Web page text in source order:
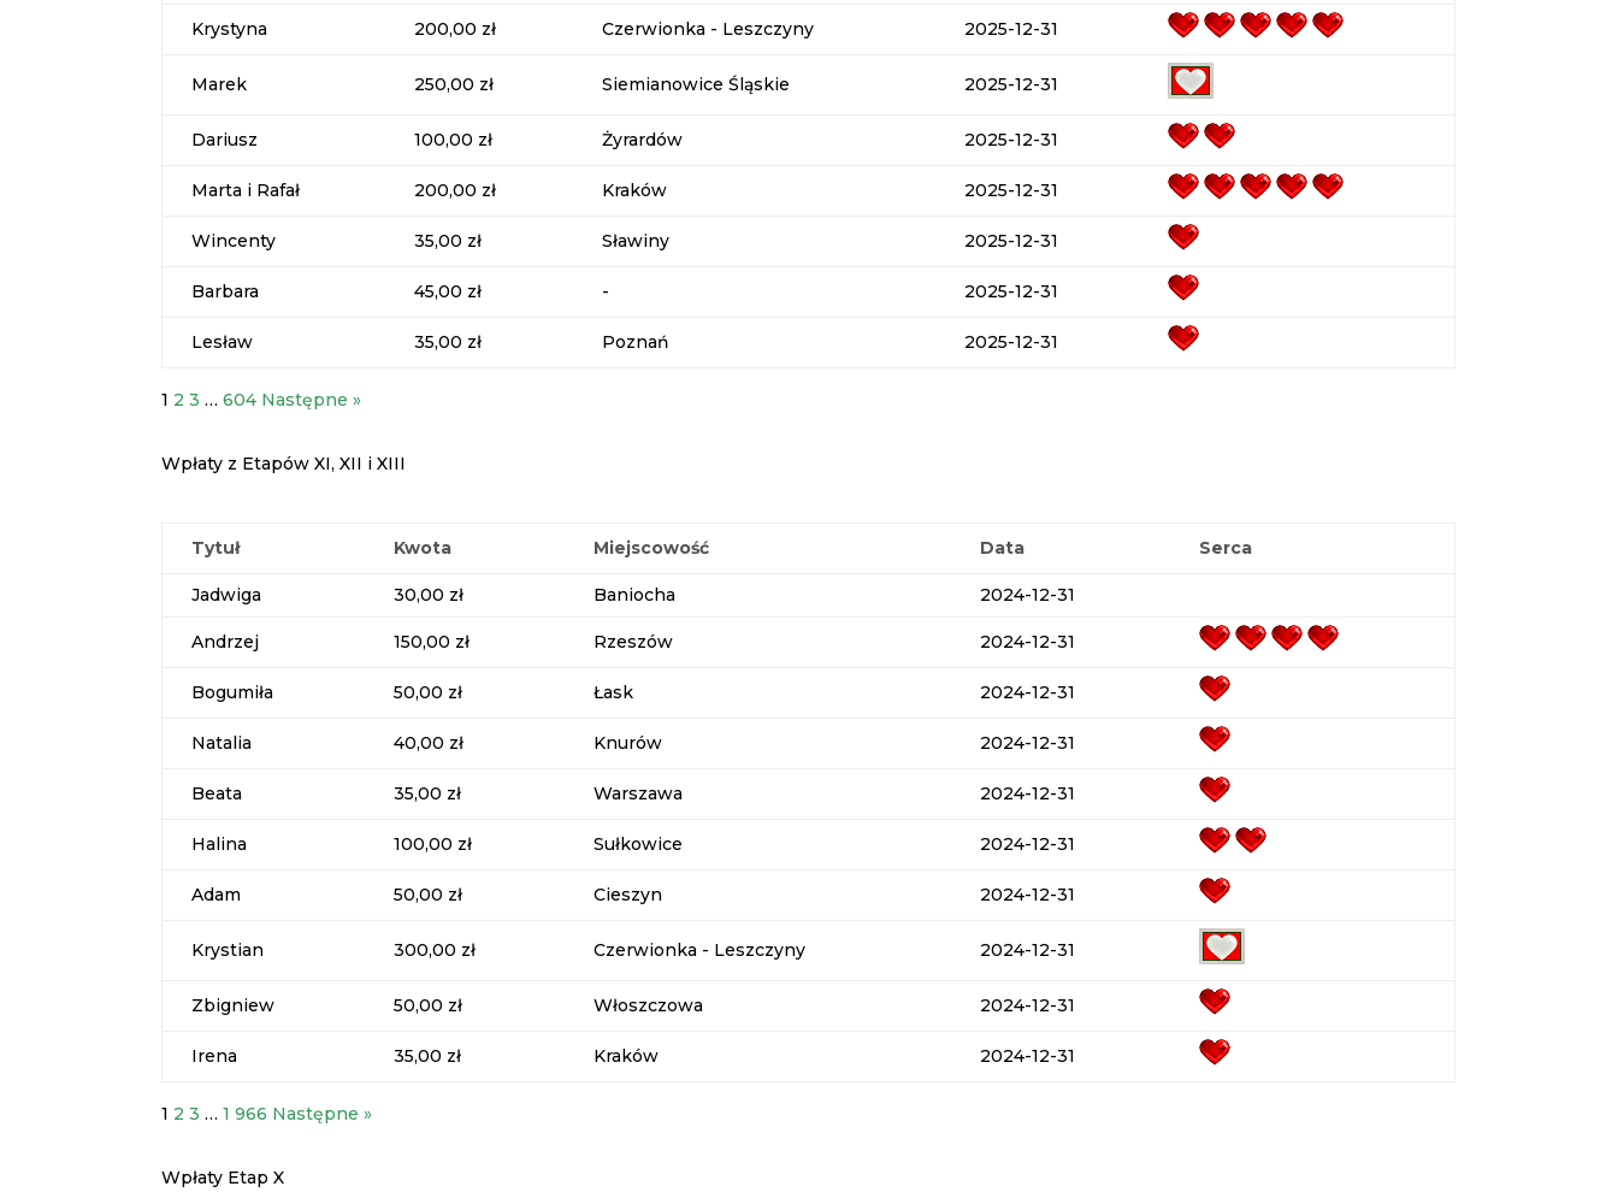
Krystyna 200,00 zł Czerwionka - Leszczyny 2025-12-31
Marek 250,00 zł Siemianowice Śląskie 2025-12-31
Dariusz 100,00 zł Żyrardów 2025-12-31
Marta i Rafał 200,00 zł Kraków 2025-12-31
Wincenty 35,00 zł Sławiny 2025-12-31
Barbara 45,00 zł - 2025-12-31
Lesław 35,00 zł Poznań 2025-12-31
1 2 3 … 604 Następne »
Wpłaty z Etapów XI, XII i XIII
Tytuł Kwota Miejscowość Data Serca
Jadwiga 30,00 zł Baniocha 2024-12-31
Andrzej 150,00 zł Rzeszów 2024-12-31
Bogumiła 50,00 zł Łask 2024-12-31
Natalia 40,00 zł Knurów 2024-12-31
Beata 35,00 zł Warszawa 2024-12-31
Halina 100,00 zł Sułkowice 2024-12-31
Adam 50,00 zł Cieszyn 2024-12-31
Krystian 300,00 zł Czerwionka - Leszczyny 2024-12-31
Zbigniew 50,00 zł Włoszczowa 2024-12-31
Irena 35,00 zł Kraków 2024-12-31
1 2 3 … 1 966 Następne »
Wpłaty Etap X